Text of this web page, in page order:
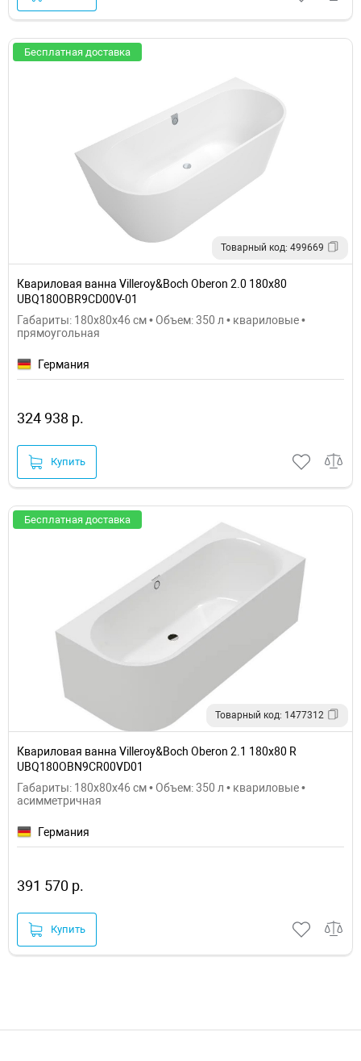
Бесплатная доставка
Товарный код: 499669
Квариловая ванна Villeroy&Boch Oberon 2.0 180x80
UBQ180OBR9CD00V-01
Габариты: 180x80x46 см • Объем: 350 л • квариловые •
прямоугольная
Германия
324 938 р.
Купить
Бесплатная доставка
Товарный код: 1477312
Квариловая ванна Villeroy&Boch Oberon 2.1 180x80 R
UBQ180OBN9CR00VD01
Габариты: 180x80x46 см • Объем: 350 л • квариловые •
асимметричная
Германия
391 570 р.
Купить